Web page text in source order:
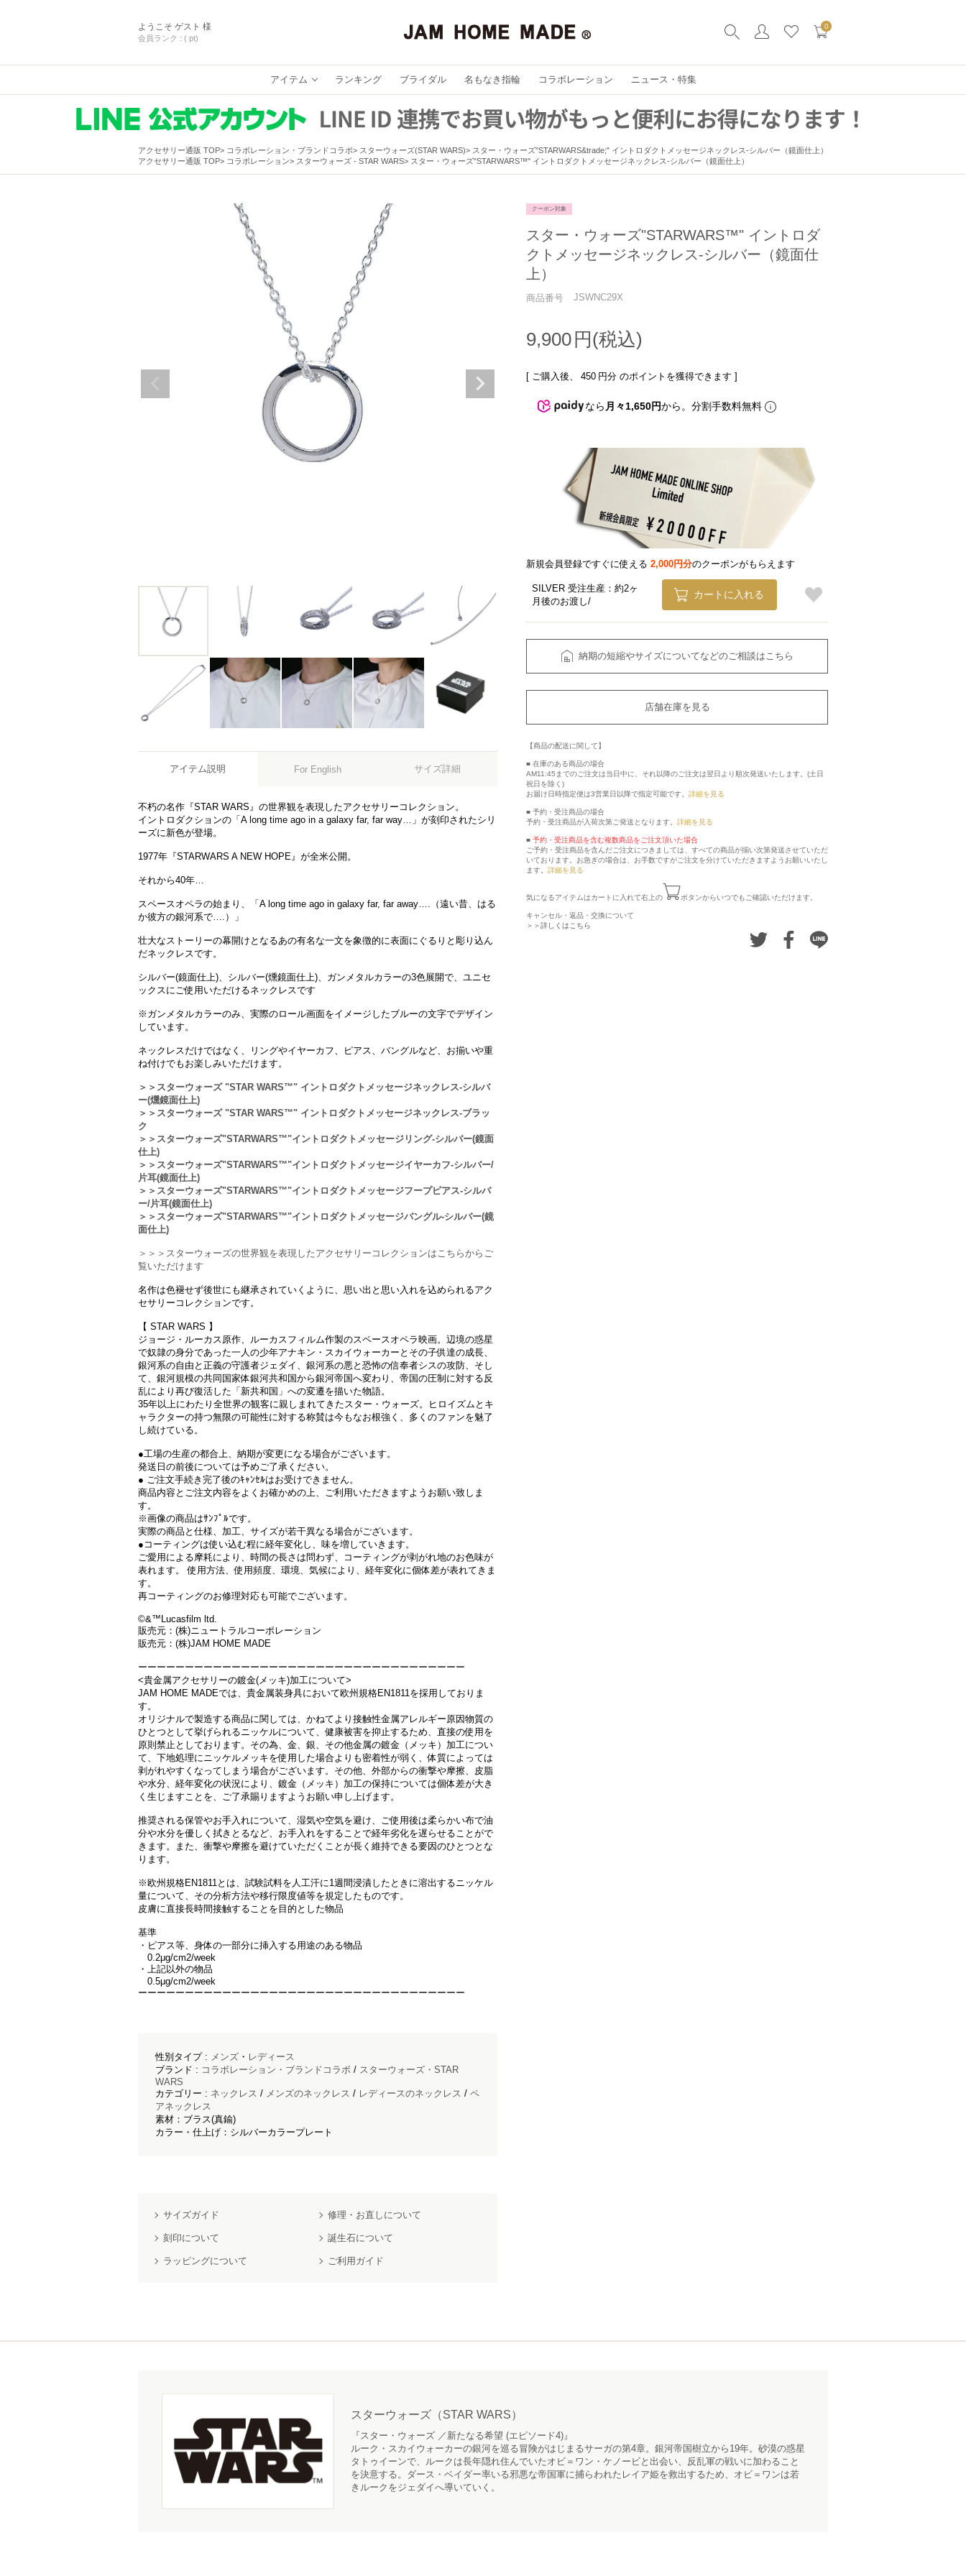
ようこそ ゲスト 様
会員ランク : ( pt)
0
アイテム ランキング ブライダル 名もなき指輪 コラボレーション ニュース・特集
アクセサリー通販 TOP コラボレーション・ブランドコラボ スターウォーズ(STAR WARS)
スター・ウォーズ"STARWARS&trade;" イントロダクトメッセージネックレス-シルバー（鏡面仕上）
アクセサリー通販 TOP
コラボレーション スターウォーズ - STAR WARS スター・ウォーズ"STARWARS™" イントロダクトメッセージネックレス-シルバー（鏡面仕上）
アイテム説明 For English サイズ詳細
不朽の名作『STAR WARS』の世界観を表現したアクセサリーコレクション。
イントロダクションの「A long time ago in a galaxy far, far way…」が刻印されたシリ
ーズに新色が登場。
1977年『STARWARS A NEW HOPE』が全米公開。
それから40年…
スペースオペラの始まり、「A long time ago in galaxy far, far away….（遠い昔、はる
か彼方の銀河系で….）」
壮大なストーリーの幕開けとなるあの有名な一文を象徴的に表面にぐるりと彫り込ん
だネックレスです。
シルバー(鏡面仕上)、シルバー(燻鏡面仕上)、ガンメタルカラーの3色展開で、ユニセ
ックスにご使用いただけるネックレスです
※ガンメタルカラーのみ、実際のロール画面をイメージしたブルーの文字でデザイン
しています。
ネックレスだけではなく、リングやイヤーカフ、ピアス、バングルなど、お揃いや重
ね付けでもお楽しみいただけます。
＞＞スターウォーズ "STAR WARS™" イントロダクトメッセージネックレス-シルバ
ー(燻鏡面仕上)
＞＞スターウォーズ "STAR WARS™" イントロダクトメッセージネックレス-ブラッ
ク
＞＞スターウォーズ"STARWARS™"イントロダクトメッセージリング-シルバー(鏡面
仕上)
＞＞スターウォーズ"STARWARS™"イントロダクトメッセージイヤーカフ-シルバー/
片耳(鏡面仕上)
＞＞スターウォーズ"STARWARS™"イントロダクトメッセージフープピアス-シルバ
ー/片耳(鏡面仕上)
＞＞スターウォーズ"STARWARS™"イントロダクトメッセージバングル-シルバー(鏡
面仕上)
＞＞＞スターウォーズの世界観を表現したアクセサリーコレクションはこちらからご
覧いただけます
名作は色褪せず後世にも継承されていくように、思い出と思い入れを込められるアク
セサリーコレクションです。
【 STAR WARS 】
ジョージ・ルーカス原作、ルーカスフィルム作製のスペースオペラ映画。辺境の惑星
で奴隷の身分であった一人の少年アナキン・スカイウォーカーとその子供達の成長、
銀河系の自由と正義の守護者ジェダイ、銀河系の悪と恐怖の信奉者シスの攻防、そし
て、銀河規模の共同国家体銀河共和国から銀河帝国へ変わり、帝国の圧制に対する反
乱により再び復活した「新共和国」への変遷を描いた物語。
35年以上にわたり全世界の観客に親しまれてきたスター・ウォーズ。ヒロイズムとキ
ャラクターの持つ無限の可能性に対する称賛は今もなお根強く、多くのファンを魅了
し続けている。
●工場の生産の都合上、納期が変更になる場合がございます。
発送日の前後については予めご了承ください。
● ご注文手続き完了後のｷｬﾝｾﾙはお受けできません。
商品内容とご注文内容をよくお確かめの上、ご利用いただきますようお願い致しま
す。
※画像の商品はｻﾝﾌﾟﾙです。
実際の商品と仕様、加工、サイズが若干異なる場合がございます。
●コーティングは使い込む程に経年変化し、味を増していきます。
ご愛用による摩耗により、時間の長さは問わず、コーティングが剥がれ地のお色味が
表れます。 使用方法、使用頻度、環境、気候により、経年変化に個体差が表れてきま
す。
再コーティングのお修理対応も可能でございます。
©&™Lucasfilm ltd.
販売元：(株)ニュートラルコーポレーション
販売元：(株)JAM HOME MADE
ーーーーーーーーーーーーーーーーーーーーーーーーーーーーーーーーーーー
<貴金属アクセサリーの鍍金(メッキ)加工について>
JAM HOME MADEでは、貴金属装身具において欧州規格EN1811を採用しておりま
す。
オリジナルで製造する商品に関しては、かねてより接触性金属アレルギー原因物質の
ひとつとして挙げられるニッケルについて、健康被害を抑止するため、直接の使用を
原則禁止としております。その為、金、銀、その他金属の鍍金（メッキ）加工につい
て、下地処理にニッケルメッキを使用した場合よりも密着性が弱く、体質によっては
剥がれやすくなってしまう場合がございます。その他、外部からの衝撃や摩擦、皮脂
や水分、経年変化の状況により、鍍金（メッキ）加工の保持については個体差が大き
く生じますことを、ご了承賜りますようお願い申し上げます。
推奨される保管やお手入れについて、湿気や空気を避け、ご使用後は柔らかい布で油
分や水分を優しく拭きとるなど、お手入れをすることで経年劣化を遅らせることがで
きます。 また、衝撃や摩擦を避けていただくことが長く維持できる要因のひとつとな
ります。
※欧州規格EN1811とは、試験試料を人工汗に1週間浸漬したときに溶出するニッケル
量について、その分析方法や移行限度値等を規定したものです。
皮膚に直接長時間接触することを目的とした物品
基準
・ピアス等、身体の一部分に挿入する用途のある物品
0.2μg/cm2/week
・上記以外の物品
0.5μg/cm2/week
ーーーーーーーーーーーーーーーーーーーーーーーーーーーーーーーーーーー
性別タイプ : メンズ ・ レディース
ブランド : コラボレーション・ブランドコラボ / スターウォーズ・STAR
WARS
カテゴリー : ネックレス / メンズのネックレス / レディースのネックレス / ペ
アネックレス
素材：ブラス(真鍮)
カラー・仕上げ：シルバーカラープレート
サイズガイド 修理・お直しについて
刻印について 誕生石について
ラッピングについて ご利用ガイド
クーポン対象
スター・ウォーズ"STARWARS™" イントロダ
クトメッセージネックレス-シルバー（鏡面仕
上）
商品番号 JSWNC29X
9,900
[ ご購入後、 450 円分 のポイントを獲得できます ]
なら 月々1,650円から。分割手数料無料
新規会員登録ですぐに使える 2,000円分のクーポンがもらえます
SILVER 受注生産：約2ヶ
月後のお渡し
カートに入れる
納期の短縮やサイズについてなどのご相談はこちら
店舗在庫を見る
【商品の配送に関して】
■ 在庫のある商品の場合
AM11:45までのご注文は当日中に、それ以降のご注文は翌日より順次発送いたします。(土日
祝日を除く)
お届け日時指定便は3営業日以降で指定可能です。 詳細を見る
■ 予約・受注商品の場合
予約・受注商品が入荷次第ご発送となります。 詳細を見る
■ 予約・受注商品を含む複数商品をご注文頂いた場合
ご予約・受注商品を含んだご注文につきましては、すべての商品が揃い次第発送させていただ
いております。お急ぎの場合は、お手数ですがご注文を分けていただきますようお願いいたし
ます。 詳細を見る
気になるアイテムはカートに入れて右上の ボタンからいつでもご確認いただけます。
キャンセル・返品・交換について
＞＞詳しくはこちら
スターウォーズ（STAR WARS）
『スター・ウォーズ ／新たなる希望 (エピソード4)』
ルーク・スカイウォーカーの銀河を巡る冒険がはじまるサーガの第4章。銀河帝国樹立から19年。砂漠の惑星
タトゥイーンで、ルークは長年隠れ住んでいたオビ＝ワン・ケノービと出会い、反乱軍の戦いに加わること
を決意する。ダース・ベイダー率いる邪悪な帝国軍に捕らわれたレイア姫を救出するため、オビ＝ワンは若
きルークをジェダイへ導いていく。